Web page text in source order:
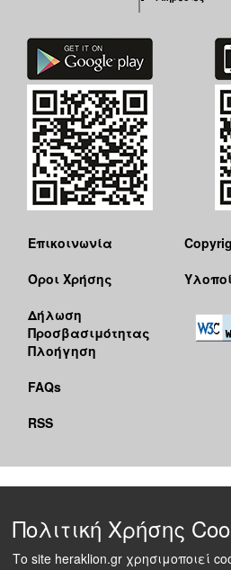
Επικοινωνία
Όροι Χρήσης
Δήλωση
Προσβασιμότητας
Πλοήγηση
FAQs
RSS
Πολιτική Χρήσης
Το site heraklion.gr χρησιμοποιεί